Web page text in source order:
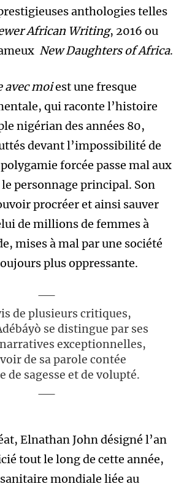
anthologies telles
African Writing, 2016 ou
New Daughters of Africa.
avec moiest une fresque
qui raconte l’histoire
nigérian des années 80,
devant l’impossibilité de
forcée passe mal aux
personnage principal. Son
procréer et ainsi sauver
de millions de femmes à
mises à mal par une société
plus oppressante.
de plusieurs critiques,
se distingue par ses
exceptionnelles,
de sa parole contée
de sagesse et de volupté.
Elnathan John désigné l’an
tout le long de cette année,
mondiale liée au